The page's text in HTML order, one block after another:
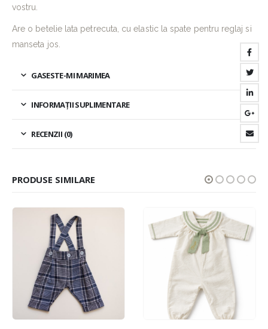
vostru.
Are o betelie lata petrecuta, cu elastic la spate pentru reglaj si
manseta jos.
GASESTE-MI MARIMEA
INFORMAȚII SUPLIMENTARE
RECENZII (0)
PRODUSE SIMILARE